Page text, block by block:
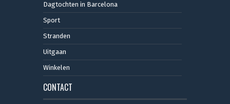
Dagtochten in Barcelona
Sport
Stranden
Uitgaan
Winkelen
CONTACT